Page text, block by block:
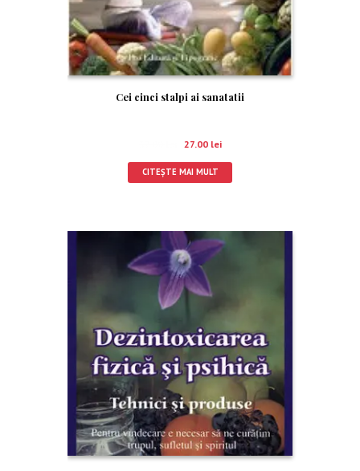
Cei cinci stalpi ai sanatatii
27.00 lei
CITEȘTE MAI MULT